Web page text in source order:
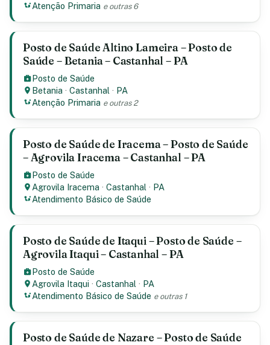
Atenção Primaria e outras 6
Posto de Saúde Altino Lameira – Posto de
Saúde – Betania – Castanhal – PA
Posto de Saúde
Betania ·Castanhal · PA
Atenção Primaria e outras 2
Posto de Saúde de Iracema – Posto de Saúde
– Agrovila Iracema – Castanhal – PA
Posto de Saúde
Agrovila Iracema ·Castanhal · PA
Atendimento Básico de Saúde
Posto de Saúde de Itaqui – Posto de Saúde –
Agrovila Itaqui – Castanhal – PA
Posto de Saúde
Agrovila Itaqui ·Castanhal · PA
Atendimento Básico de Saúde e outras 1
Posto de Saúde de Nazare – Posto de Saúde